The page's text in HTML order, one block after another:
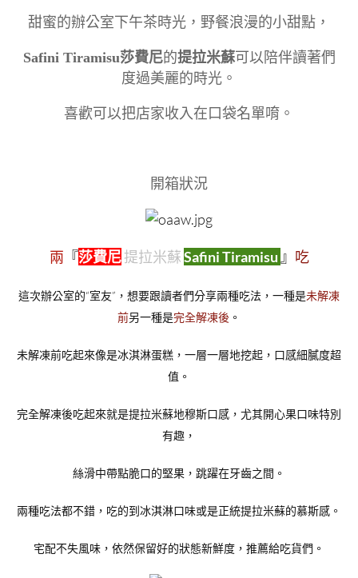
甜蜜的辦公室下午茶時光，野餐浪漫的小甜點，
Safini Tiramisu莎費尼的提拉米蘇可以陪伴讀著們
度過美麗的時光。
喜歡可以把店家收入在口袋名單唷。
開箱狀況
兩 『莎費尼 提拉米蘇Safini Tiramisu 』 吃
這次辦公室的“室友”，想要跟讀者們分享兩種吃法，一種是未解凍
前另一種是完全解凍後 。
未解凍前吃起來像是冰淇淋蛋糕，一層一層地挖起，口感細膩度超
值。
完全解凍後吃起來就是提拉米蘇地穆斯口感，尤其開心果口味特別
有趣，
絲滑中帶點脆口的堅果，跳躍在牙齒之間。
兩種吃法都不錯，吃的到冰淇淋口味或是正統提拉米蘇的慕斯感。
宅配不失風味，依然保留好的狀態新鮮度，推薦給吃貨們。